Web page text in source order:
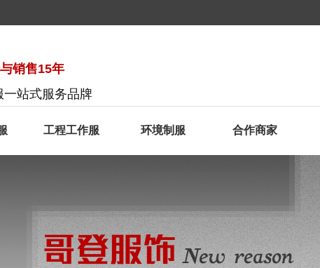
销售15年
站式服务品牌
工程工作服 环境制服 合作商家